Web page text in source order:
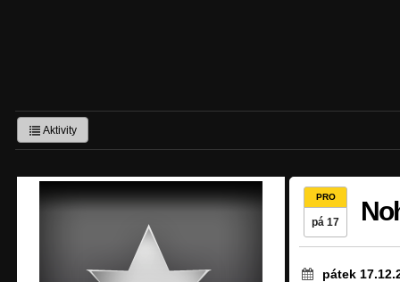
Aktivity
PRO
pá 17
pátek